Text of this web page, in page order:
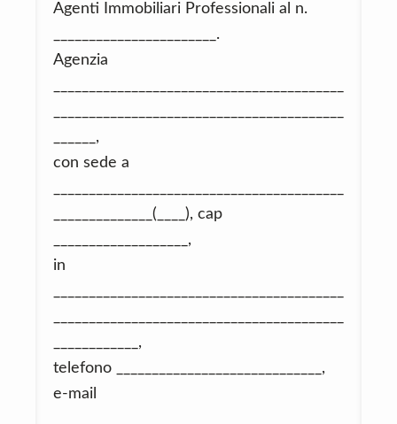
Agenti Immobiliari Professionali al n.
_______________________.
Agenzia
______,
con sede a
______________(____), cap
___________________,
in
____________,
telefono _____________________________,
e-mail